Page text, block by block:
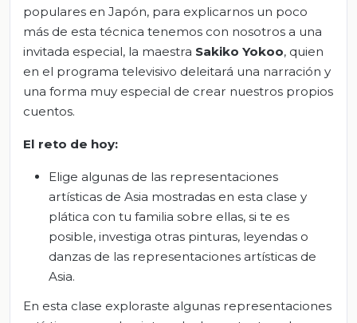
populares en Japón, para explicarnos un poco
más de esta técnica tenemos con nosotros a una
invitada especial, la maestra Sakiko Yokoo, quien
en el programa televisivo deleitará una narración y
una forma muy especial de crear nuestros propios
cuentos.
El reto de hoy:
Elige algunas de las representaciones
artísticas de Asia mostradas en esta clase y
plática con tu familia sobre ellas, si te es
posible, investiga otras pinturas, leyendas o
danzas de las representaciones artísticas de
Asia.
En esta clase exploraste algunas representaciones